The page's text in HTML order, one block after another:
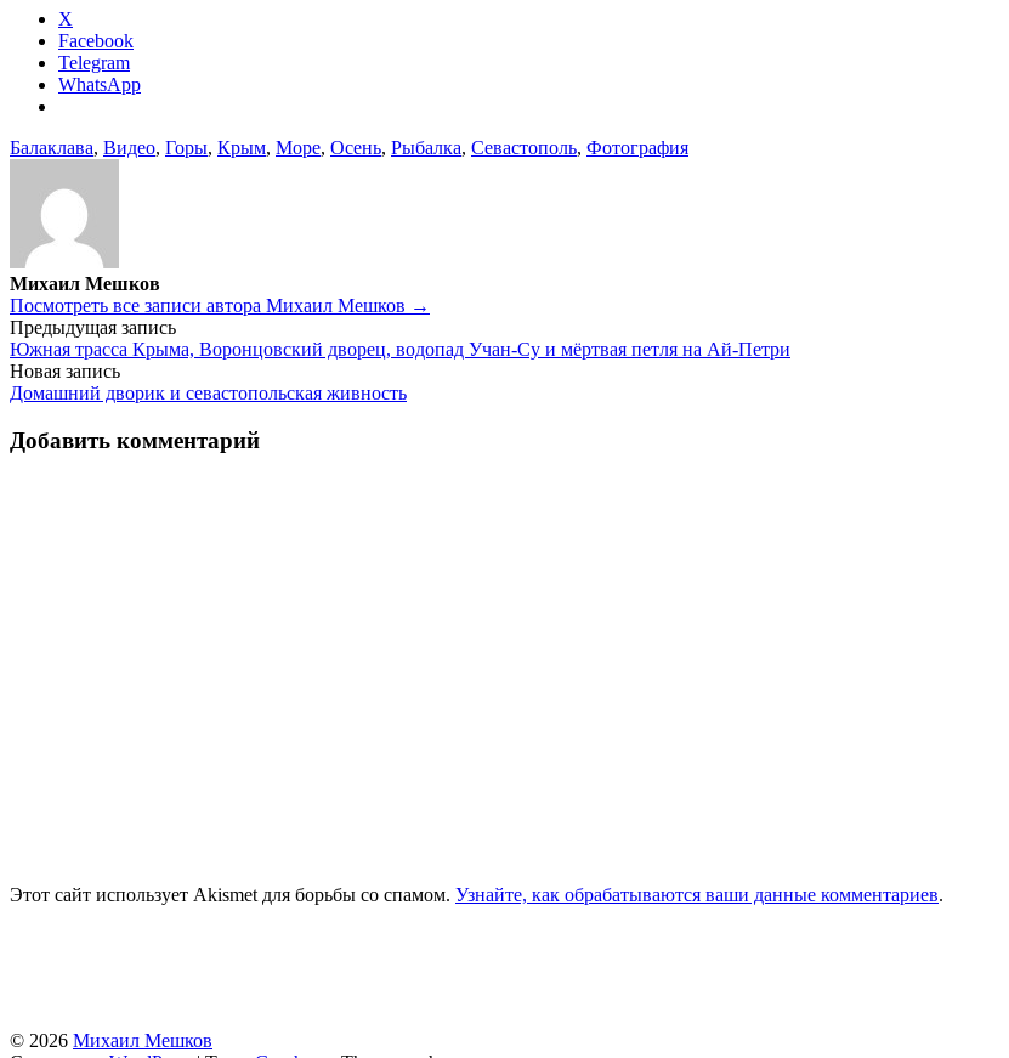
X
Facebook
Telegram
WhatsApp
Балаклава, Видео, Горы, Крым, Море, Осень, Рыбалка, Севастополь, Фотография
Михаил Мешков
Посмотреть все записи автора Михаил Мешков →
Навигация
по
записям
Предыдущая запись
Южная трасса Крыма, Воронцовский дворец, водопад Учан-Су и мёртвая петля на Ай-Петри
Новая запись
Домашний дворик и севастопольская живность
Добавить комментарий
Этот сайт использует Akismet для борьбы со спамом. Узнайте, как обрабатываются ваши данные комментариев.
© 2026 Михаил Мешков